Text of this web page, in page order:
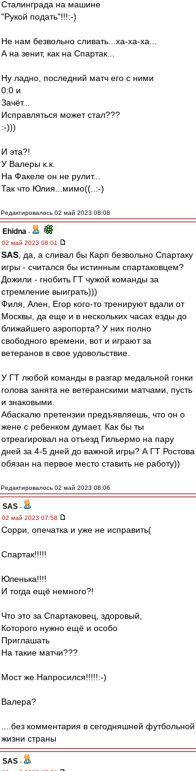
Сталинграда на машине
"Рукой подать"!!!:-)
Не нам безвольно сливать...ха-ха-ха...
А на зенит, как на Спартак...
Ну ладно, последний матч его с ними
0:0 и
Зачёт...
Исправляться может стал???
:-)))
И эта?!
У Валеры к.к.
На Факеле он не рулит...
Так что Юлия...мимо((..:-)
Редактировалось 02 май 2023 08:08
Ehidna -
02 май 2023 08:01
SAS , да, а сливал бы Карп безвольно Спартаку
игры - считался бы истинным спартаковцем?
Дожили - гнобить ГТ чужой команды за
стремление выиграть)))
Филя, Ален, Егор кого-то тренируют вдали от
Москвы, да еще и в нескольких часах езды до
ближайшего аэропорта? У них полно
свободного времени, вот и играют за
ветеранов в свое удовольствие.
У ГТ любой команды в разгар медальной гонки
голова занята не ветеранскими матчами, пусть
и знаковыми.
Абаскалю претензии предъявляешь, что он о
жене с ребенком думает. Как бы ты
отреагировал на отъезд Гильермо на пару
дней за 4-5 дней до важной игры? А ГТ Ростова
обязан на первое место ставить не работу))
Редактировалось 02 май 2023 08:06
SAS -
02 май 2023 07:58
Сорри, опечатка и уже не исправить(
Спартак!!!!!
Юленька!!!!
И тогда ещё немного?!
Что это за Спартаковец, здоровый,
Которого нужно ещё и особо
Приглашать
На такие матчи???
Мост же Напросился!!!!!:-)
Валера?
....без комментария в сегодняшней футбольной
жизни страны
SAS -